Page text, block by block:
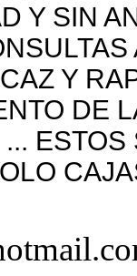
Y SIN
Y
DE